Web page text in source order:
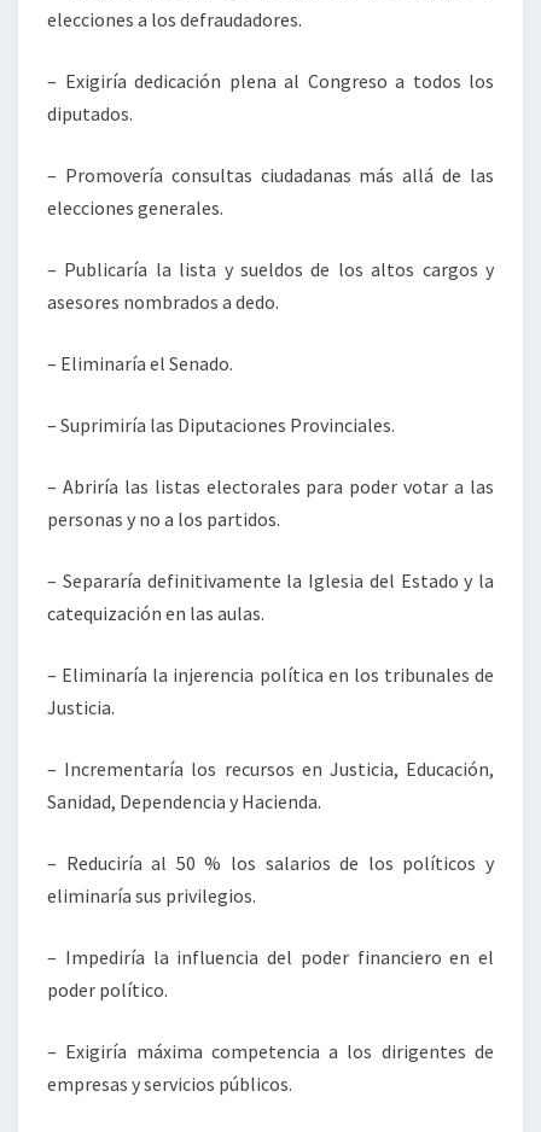
elecciones a los defraudadores.
– Exigiría dedicación plena al Congreso a todos los
diputados.
– Promovería consultas ciudadanas más allá de las
elecciones generales.
– Publicaría la lista y sueldos de los altos cargos y
asesores nombrados a dedo.
– Eliminaría el Senado.
– Suprimiría las Diputaciones Provinciales.
– Abriría las listas electorales para poder votar a las
personas y no a los partidos.
– Separaría definitivamente la Iglesia del Estado y la
catequización en las aulas.
– Eliminaría la injerencia política en los tribunales de
Justicia.
– Incrementaría los recursos en Justicia, Educación,
Sanidad, Dependencia y Hacienda.
– Reduciría al 50 % los salarios de los políticos y
eliminaría sus privilegios.
– Impediría la influencia del poder financiero en el
poder político.
– Exigiría máxima competencia a los dirigentes de
empresas y servicios públicos.